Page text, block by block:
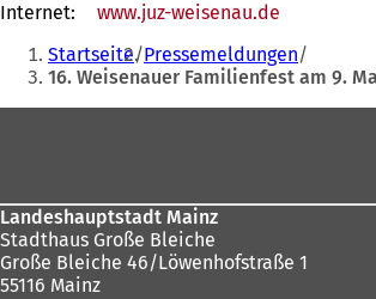
Internet:
www.juz-weisenau.de
einem
neuen
Tab)
Sie
befinden
sich
Startseite Pressemeldungen
16. Weisenauer Familienfest am 9.
Landeshauptstadt Mainz
Stadthaus Große Bleiche
Große Bleiche 46/Löwenhofstraße 1
55116 Mainz